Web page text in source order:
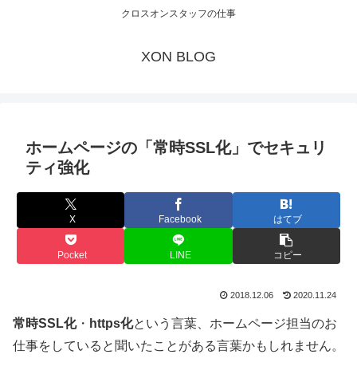
クロスオンスタッフの仕事
XON BLOG
ホームページの「常時SSL化」でセキュリ
ティ強化
X Facebook はてブ
Pocket LINE コピー
2018.12.06 2020.11.24
常時SSL化・ https化という言葉、ホームページ担当のお
仕事をしていると聞いたことがある言葉かもしれません。